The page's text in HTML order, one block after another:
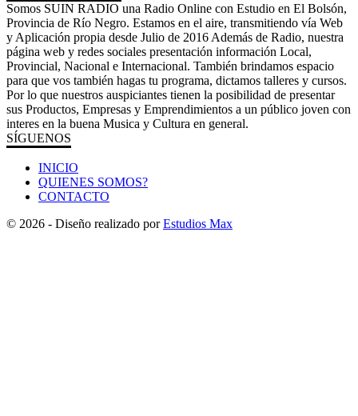
Somos SUIN RADIO una Radio Online con Estudio en El Bolsón,
Provincia de Río Negro. Estamos en el aire, transmitiendo vía Web
y Aplicación propia desde Julio de 2016 Además de Radio, nuestra
página web y redes sociales presentación información Local,
Provincial, Nacional e Internacional. También brindamos espacio
para que vos también hagas tu programa, dictamos talleres y cursos.
Por lo que nuestros auspiciantes tienen la posibilidad de presentar
sus Productos, Empresas y Emprendimientos a un público joven con
interes en la buena Musica y Cultura en general.
SÍGUENOS
INICIO
QUIENES SOMOS?
CONTACTO
© 2026 - Diseño realizado porEstudios Max